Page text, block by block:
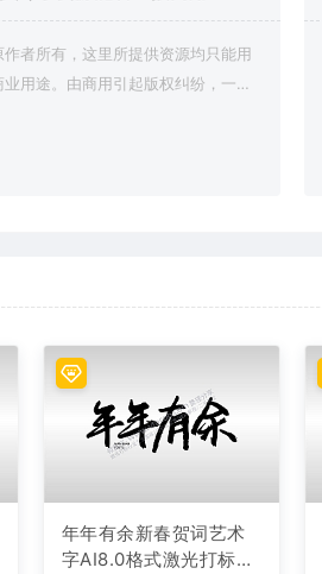
者所有，这里所提供资源均只能用
用途。由商用引起版权纠纷，一切
年年有余新春贺词艺术
字AI8.0格式激光打标文